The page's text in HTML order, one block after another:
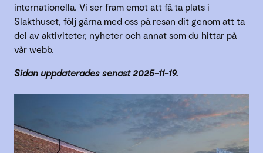
internationella. Vi ser fram emot att få ta plats i
Slakthuset, följ gärna med oss på resan dit genom att ta
del av aktiviteter, nyheter och annat som du hittar på
vår webb.
Sidan uppdaterades senast 2025-11-19.